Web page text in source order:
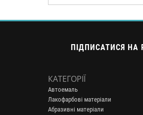
ПІДПИСАТИСЯ НА
КАТЕГОРІЇ
Автоемаль
Лакофарбові матеріали
Абразивні матеріали